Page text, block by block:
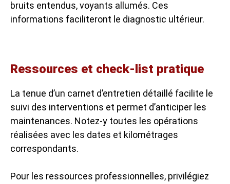
bruits entendus, voyants allumés. Ces
informations faciliteront le diagnostic ultérieur.
Ressources et check-list pratique
La tenue d’un carnet d’entretien détaillé facilite le
suivi des interventions et permet d’anticiper les
maintenances. Notez-y toutes les opérations
réalisées avec les dates et kilométrages
correspondants.
Pour les ressources professionnelles, privilégiez